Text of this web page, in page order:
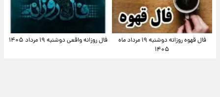
فال قهوه روزانه دوشنبه ۱۹ مرداد ماه
۱۴۰۵
فال روزانه واقعی دوشنبه ۱۹ مرداد ۱۴۰۵